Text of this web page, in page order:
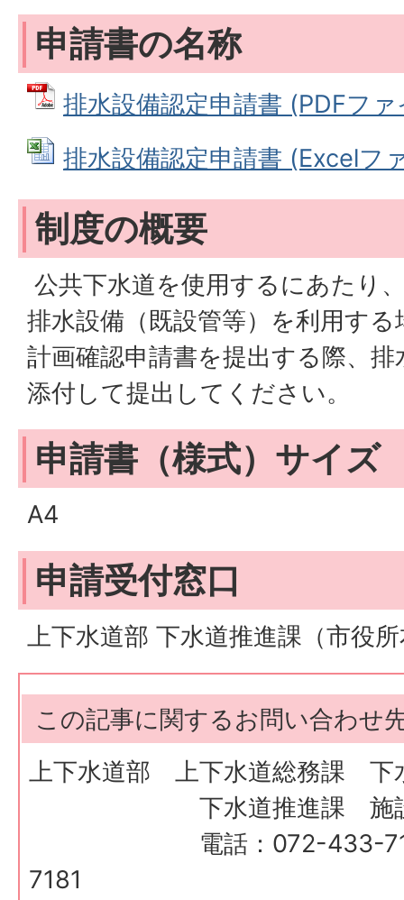
申請書の名称
排水設備認定申請書 (PDFフ
排水設備認定申請書 (Excelフ
制度の概要
公共下水道を使用するにあたり
排水設備（既設管等）を利用す
計画確認申請書を提出する際、
添付して提出してください。
申請書（様式）サイズ
A4
申請受付窓口
上下水道部 下水道推進課（市役
この記事に関するお問い合わせ
上下水道部 上下水道総務課 下
下水道推進課 施設
電話：072-433-7180
7181